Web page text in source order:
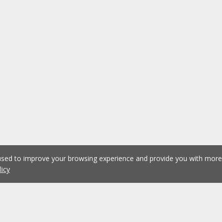
to improve your browsing experience and provide you with more